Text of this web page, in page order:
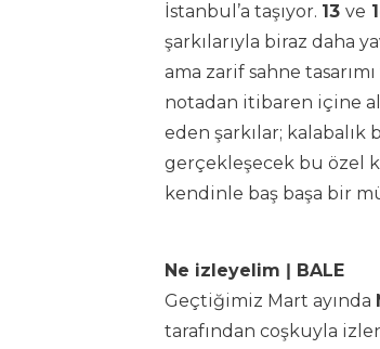
İstanbul’a taşıyor. 13 ve
şarkılarıyla biraz daha
ama zarif sahne
notadan itibaren içine
eden şarkılar;
gerçekleşecek bu özel
kendinle baş başa bir
Ne izleyelim ǀ BALE
Geçtiğimiz Mart ayında
tarafından coşkuyla